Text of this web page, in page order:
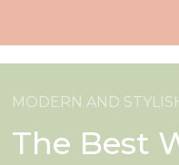
MODERN AND
The Best